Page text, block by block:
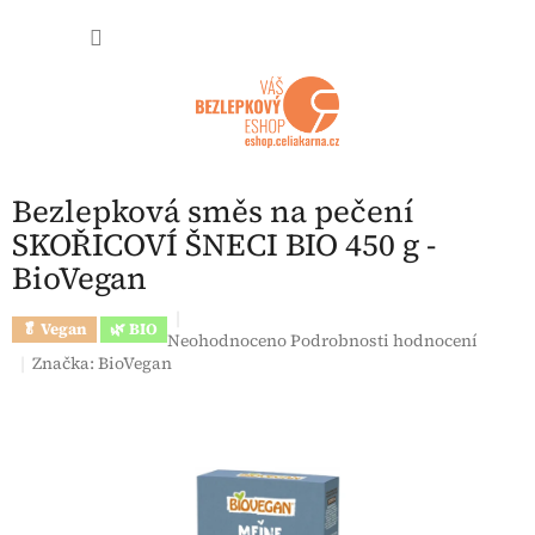
Bezlepková směs na pečení
SKOŘICOVÍ ŠNECI BIO 450 g -
BioVegan
🥬 Vegan 🌿 BIO Průměrné hodnocení produktu je 0,0 z 5
NeohodnocenoPodrobnosti hodnocení
Značka:BioVegan